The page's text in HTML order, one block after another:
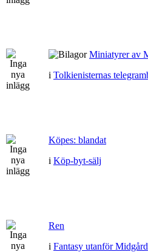
Miniatyrer av
i Tolkienisternas
Köpes: blandat
i Köp-byt-sälj
Ren
i Fantasy utanför Midgård